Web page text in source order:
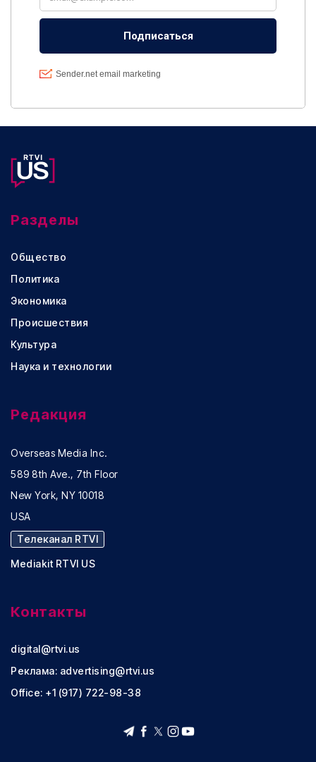
Разделы
Общество
Политика
Экономика
Происшествия
Культура
Наука и технологии
Редакция
Overseas Media Inc.
589 8th Ave., 7th Floor
New York, NY 10018
USA
Телеканал RTVI
Mediakit RTVI US
Контакты
digital@rtvi.us
Реклама: advertising@rtvi.us
Office: +1 (917) 722-98-38